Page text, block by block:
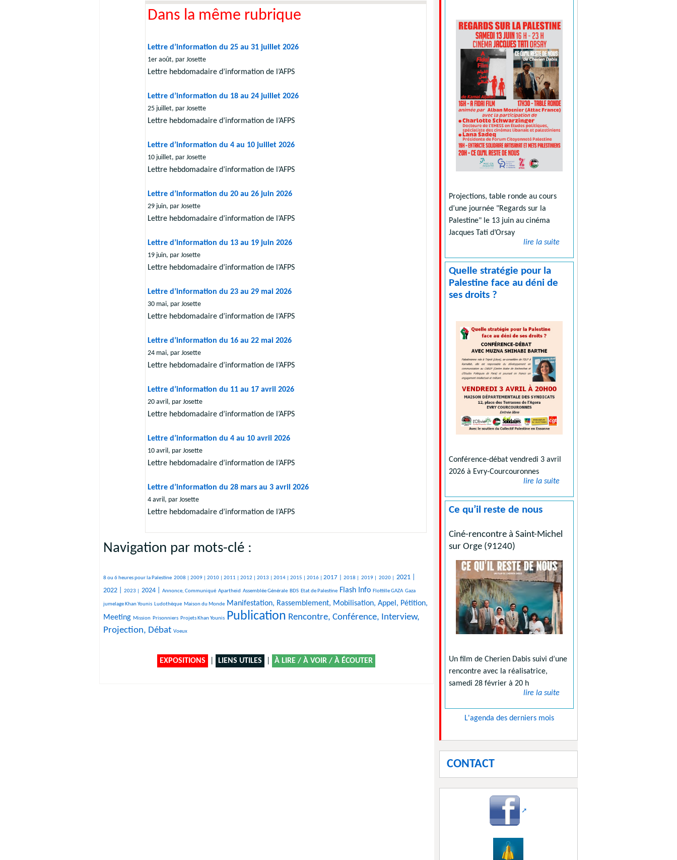
Dans la même rubrique
Lettre d’information du 25 au 31 juillet 2026
1er août, par Josette
Lettre hebdomadaire d’information de l’AFPS
Lettre d’information du 18 au 24 juillet 2026
25 juillet, par Josette
Lettre hebdomadaire d’information de l’AFPS
Lettre d’information du 4 au 10 juillet 2026
10 juillet, par Josette
Lettre hebdomadaire d’information de l’AFPS
Lettre d’information du 20 au 26 juin 2026
29 juin, par Josette
Lettre hebdomadaire d’information de l’AFPS
Lettre d’information du 13 au 19 juin 2026
19 juin, par Josette
Lettre hebdomadaire d’information de l’AFPS
Lettre d’information du 23 au 29 mai 2026
30 mai, par Josette
Lettre hebdomadaire d’information de l’AFPS
Lettre d’information du 16 au 22 mai 2026
24 mai, par Josette
Lettre hebdomadaire d’information de l’AFPS
Lettre d’information du 11 au 17 avril 2026
20 avril, par Josette
Lettre hebdomadaire d’information de l’AFPS
Lettre d’information du 4 au 10 avril 2026
10 avril, par Josette
Lettre hebdomadaire d’information de l’AFPS
Lettre d’information du 28 mars au 3 avril 2026
4 avril, par Josette
Lettre hebdomadaire d’information de l’AFPS
Navigation par mots-clé :
506/3354
8 ou 6 heures pour la Palestine
237/3354 2008 |
315/3354 2009 |
265/3354 2010 |
380/3354 2011 |
349/3354 2012 |
227/3354 2013 |
293/3354 2014 |
252/3354 2015 |
546/3354 2016 |
801/3354 2017 |
221/3354 2018 |
109/3354 2019 |
150/3354 2020 |
1159/3354 2021 |
1199/3354
2022 |
565/3354
2023 |
1348/3354 2024 |
538/3354 Annonce, Communiqué
49/3354 Apartheid
31/3354 Assemblée Générale
189/3354 BDS
40/3354 Etat de Palestine
1619/3354 Flash Info
51/3354 Flottille GAZA
380/3354 Gaza
294/3354
jumelage Khan Younis
482/3354 Ludothèque
25/3354 Maison du Monde
1676/3354
Manifestation, Rassemblement, Mobilisation, Appel, Pétition,
Meeting
24/3354 Mission
52/3354 Prisonniers
184/3354 Projets Khan Younis
3354/3354 Publication
2259/3354
Rencontre, Conférence, Interview,
Projection, Débat
15/3354 Voeux
EXPOSITIONS LIENS UTILES À LIRE / À VOIR / À ÉCOUTER
Projections, table ronde au cours
d’une journée "Regards sur la
Palestine" le 13 juin au cinéma
Jacques Tati d’Orsay
lire la suite
Quelle stratégie pour la
Palestine face au déni de
ses droits ?
Conférence-débat vendredi 3 avril
2026 à Evry-Courcouronnes
lire la suite
Ce qu’il reste de nous
Ciné-rencontre à Saint-Michel
sur Orge (91240)
Un film de Cherien Dabis suivi d’une
rencontre avec la réalisatrice,
samedi 28 février à 20 h
lire la suite
L'agenda des derniers mois
CONTACT